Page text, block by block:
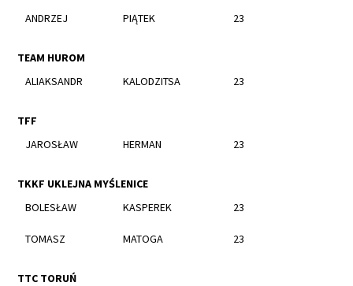
ANDRZEJ
PIĄTEK 23
TEAM HUROM
ALIAKSANDR
KALODZITSA 23
TFF
JAROSŁAW
HERMAN 23
TKKF UKLEJNA MYŚLENICE
BOLESŁAW
KASPEREK 23
TOMASZ MATOGA 23
TTC TORUŃ